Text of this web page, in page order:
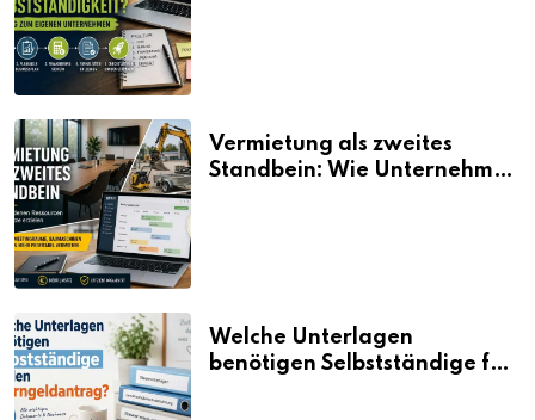
Vermietung als zweites
Standbein: Wie Unternehmen
Welche Unterlagen
benötigen Selbstständige für